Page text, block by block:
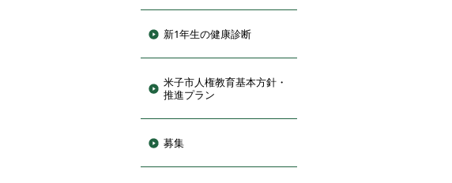
新1年生の健康診断
米子市人権教育基本方針・
推進プラン
募集